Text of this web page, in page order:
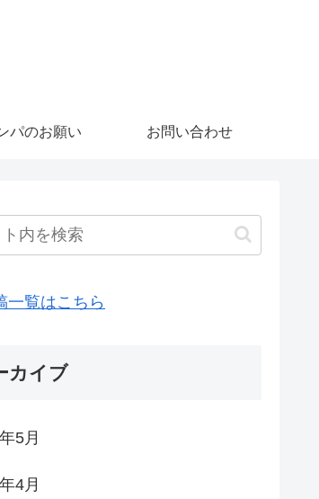
パのお願い お問い合わせ
一覧はこちら
カイブ
5月
4月